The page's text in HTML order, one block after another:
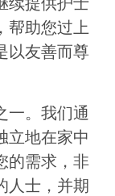
帮助您过上
以友善而尊
一。我们通
立地在家中
的需求，非
人士，并期